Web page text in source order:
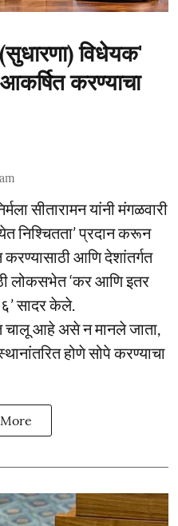
विधेयक'
करण्याचा
सीतारामन यांनी मंगळवारी
निश्चितता’ प्रदान करून
आणि देशांतर्गत
लोकसभेत ‘कर आणि इतर
सादर केले.
चालू आहे असे न मानले जाता,
होणे सोपे करण्याचा